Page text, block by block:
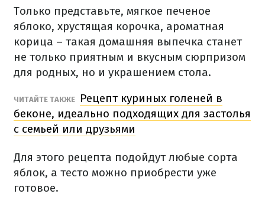
Только представьте, мягкое печеное
яблоко, хрустящая корочка, ароматная
корица – такая домашняя выпечка станет
не только приятным и вкусным сюрпризом
для родных, но и украшением стола.
ЧИТАЙТЕ ТАКЖЕ
Рецепт куриных голеней в
беконе, идеально подходящих для застолья
с семьей или друзьями
Для этого рецепта подойдут любые сорта
яблок, а тесто можно приобрести уже
готовое.